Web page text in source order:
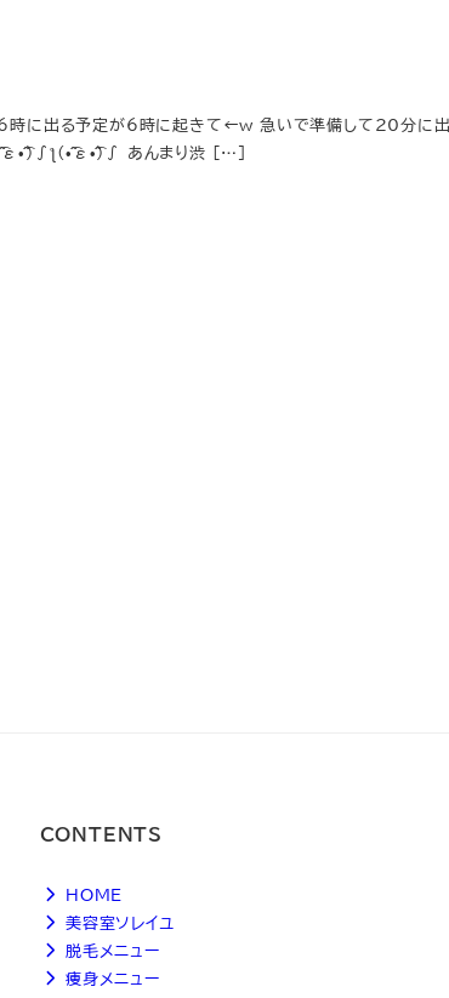
時に出る予定が6時に起きて←w 急いで準備して20分に
あんまり渋 […]
CONTENTS
HOME
美容室ソレイユ
脱毛メニュー
痩身メニュー